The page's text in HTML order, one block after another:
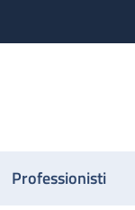
Professionisti